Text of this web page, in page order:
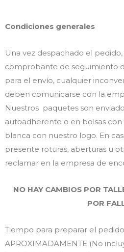
Condiciones generales
Una vez despachado el
comprobante de seguimiento
para el envío, cualquier
deben comunicarse con la
Nuestros paquetes son
autoadherente o en bolsas
blanca con nuestro logo. En
presente roturas, aberturas u
reclamar en la empresa de
NO HAY CAMBIOS POR
POR
Tiempo para preparar el
APROXIMADAMENTE (No